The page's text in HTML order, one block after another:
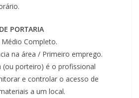
PORTARIA
Médio Completo.
na área / Primeiro emprego.
(ou porteiro) é o profissional
e controlar o acesso de
a um local.